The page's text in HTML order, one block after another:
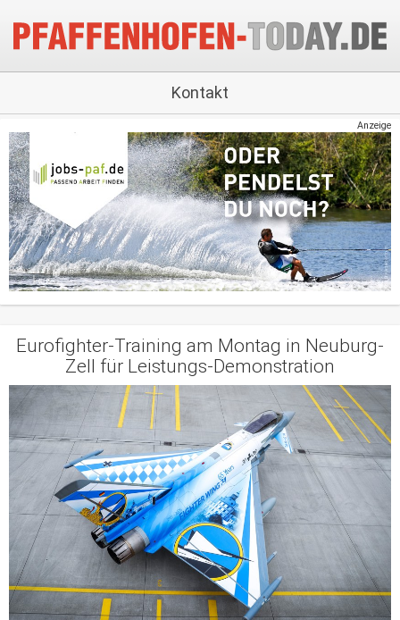
Kontakt
Anzeige
Eurofighter-Training am Montag in Neuburg-
Zell für Leistungs-Demonstration